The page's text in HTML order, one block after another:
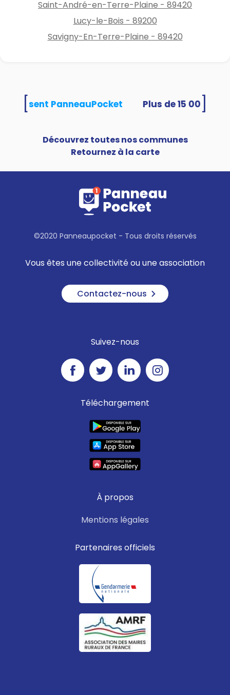
Saint-André-en-Terre-Plaine - 89420
Lucy-le-Bois - 89200
Savigny-En-Terre-Plaine - 89420
utilisent PanneauPocket
Découvrez toutes nos communes
Retournez à la carte
©2020 Panneaupocket - Tous droits réservés
Vous êtes une collectivité ou une association
Contactez-nous
Suivez-nous
Téléchargement
À propos
Mentions légales
Partenaires officiels